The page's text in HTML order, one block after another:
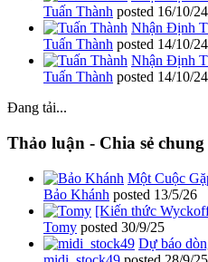
Tuấn Thành posted 16/10/24
Nhận Định
Tuấn Thành posted 14/10/24
Nhận Định
Tuấn Thành posted 14/10/24
Đang tải...
Thảo luận - Chia sẻ chung
Một Cuộc
Bảo Khánh posted 13/5/26
[Kiến thức
Tomy posted 30/9/25
Dự báo